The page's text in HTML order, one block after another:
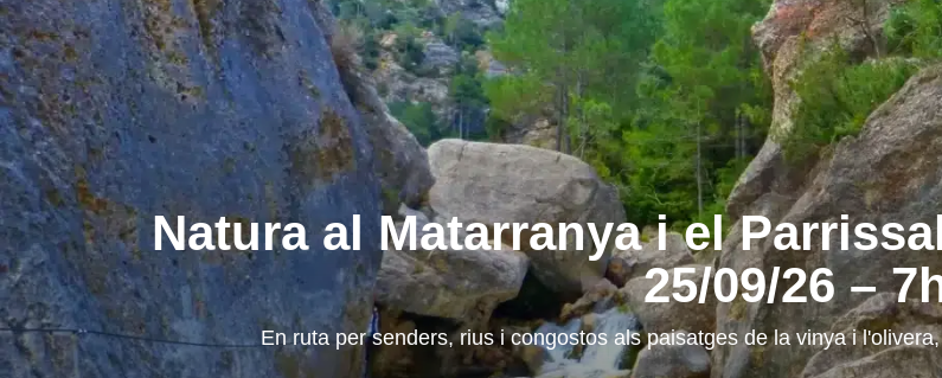
Natura al Matarranya i el
25/09/26 –
En ruta per senders, rius i congostos als paisatges de la vinya i